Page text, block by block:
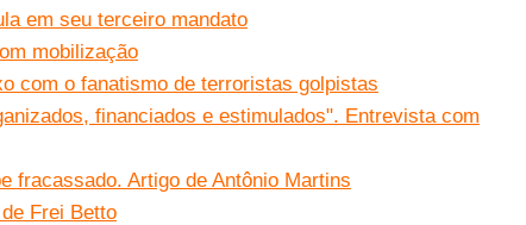
em seu terceiro mandato
mobilização
com o fanatismo de terroristas golpistas
financiados e estimulados". Entrevista com
fracassado. Artigo de Antônio Martins
Frei Betto